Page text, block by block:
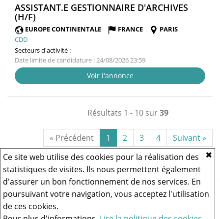
Ce site web utilise des cookies pour la réalisation des
statistiques de visites. Ils nous permettent également
d'assurer un bon fonctionnement de nos services. En
poursuivant votre navigation, vous acceptez l'utilisation
de ces cookies.
ASSISTANT.E GESTIONNAIRE D'ARCHIVES
(H/F)
FENÊTRE)
EUROPE CONTINENTALE FRANCE
PARIS
CDD
Secteurs d'activité :
Date limite de candidature : 24/08/2026 23:59
Voir l'annonce
Résultats 1 - 10 sur39
« Précédent 1 2 3 4 Suivant »
Vous rencontrez un problème technique,
cliquez ici pour nous
contacter .